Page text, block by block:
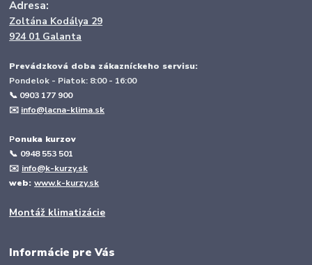
Adresa:
Zoltána Kodálya 29
924 01 Galanta
Prevádzková doba zákazníckeho servisu:
Pondelok - Piatok: 8:00 - 16:00
📞 0903 177 900
✉️ info@lacna-klima.sk
Ponuka kurzov
📞 0948 553 501
✉️ info@k-kurzy.sk
web:www.k-kurzy.sk
Montáž klimatizácie
Informácie pre Vás